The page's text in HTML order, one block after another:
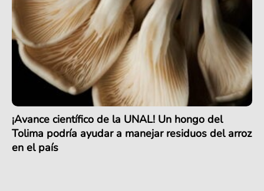
¡Avance científico de la UNAL! Un hongo del
Tolima podría ayudar a manejar residuos del arroz
en el país